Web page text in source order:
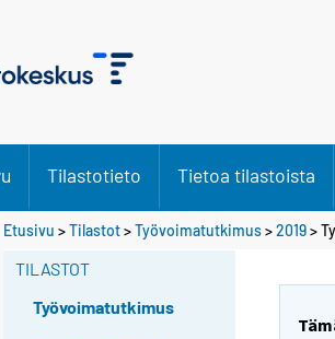
Tilastotieto Tietoa tilastoista
Etusivu >Tilastot>Työvoimatutkimus>2019>
TILASTOT
Työvoimatutkimus